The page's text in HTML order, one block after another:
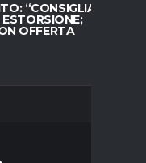
“CONSIGLIATO
OFFERTA